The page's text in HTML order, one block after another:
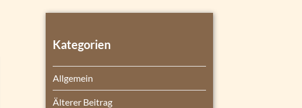
Kategorien
Allgemein
Älterer Beitrag